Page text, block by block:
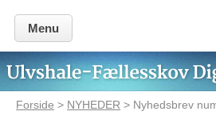
Menu
Forside > NYHEDER > Nyhedsbrev